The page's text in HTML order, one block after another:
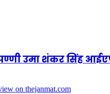
उमा शंकर सिंह